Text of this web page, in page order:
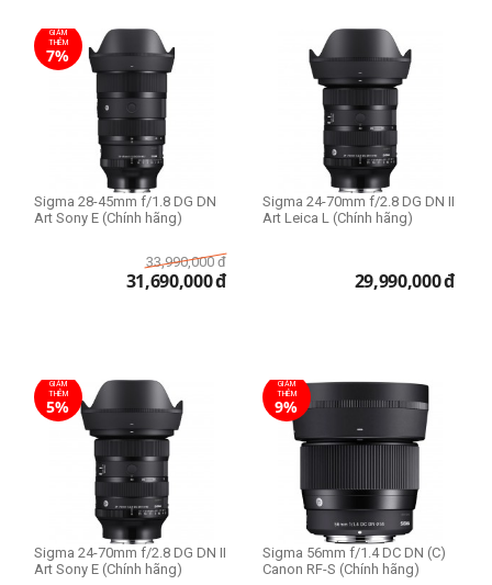
GIẢM
THÊM
7%
Sigma 28-45mm f/1.8 DG DN
Art Sony E (Chính hãng)
33,990,000 đ
31,690,000đ
Sigma 24-70mm f/2.8 DG DN II
Art Leica L (Chính hãng)
29,990,000đ
GIẢM
THÊM
5%
Sigma 24-70mm f/2.8 DG DN II
Art Sony E (Chính hãng)
GIẢM
THÊM
9%
Sigma 56mm f/1.4 DC DN (C)
Canon RF-S (Chính hãng)